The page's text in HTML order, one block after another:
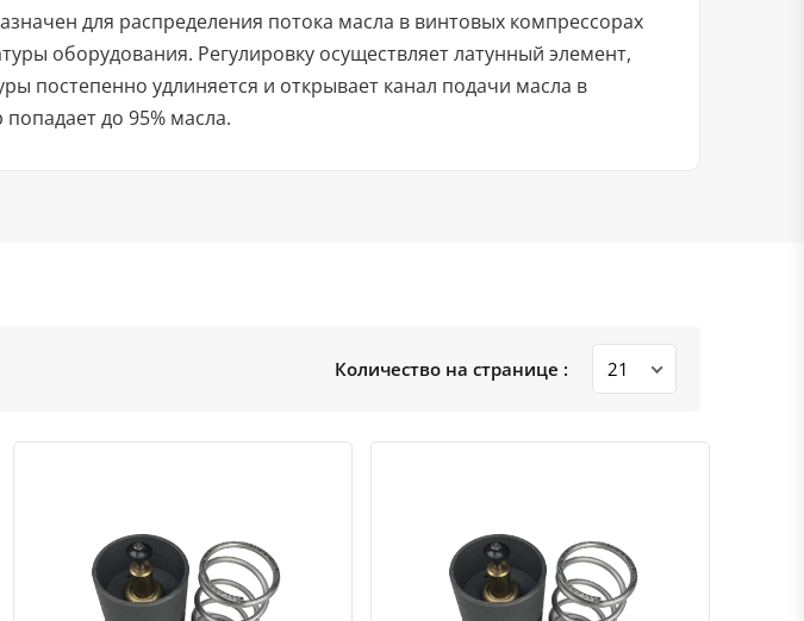
для распределения потока масла в винтовых компрессорах
оборудования. Регулировку осуществляет латунный элемент,
постепенно удлиняется и открывает канал подачи масла в
до 95% масла.
Количество на странице :